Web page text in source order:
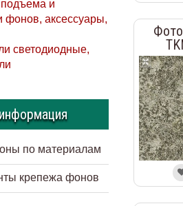
и
фонов, аксессуары,
светодиодные,
по материалам
крепежа фонов